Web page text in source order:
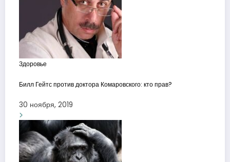
Здоровье
Билл Гейтс против доктора Комаровского: кто прав?
30 ноября, 2019